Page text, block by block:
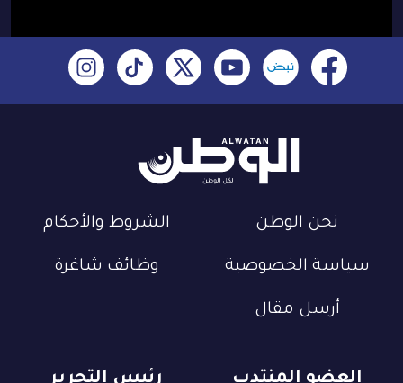
نحن الوطن الشروط والأحكام
سياسة الخصوصية وظائف شاغرة
أرسل مقال